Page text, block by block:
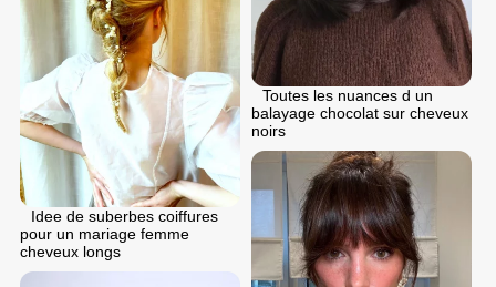
Toutes les nuances d un
balayage chocolat sur cheveux
noirs
Idee de suberbes coiffures
pour un mariage femme
cheveux longs